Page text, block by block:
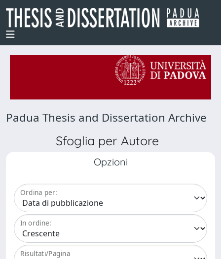
Padua Thesis and Dissertation Archive
Sfoglia per Autore
Opzioni
Ordina per:
In ordine:
Risultati/Pagina